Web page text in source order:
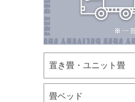
置き畳・ユニット畳
畳ベッド